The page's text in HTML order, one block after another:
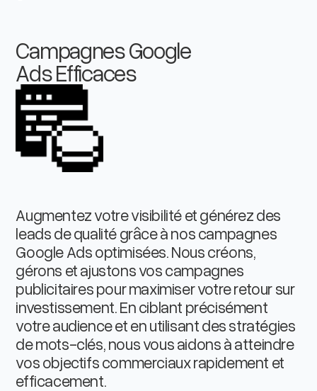
Campagnes Google
Ads Efficaces
Augmentez votre visibilité et générez des
leads de qualité grâce à nos campagnes
Google Ads optimisées. Nous créons,
gérons et ajustons vos campagnes
publicitaires pour maximiser votre retour sur
investissement. En ciblant précisément
votre audience et en utilisant des stratégies
de mots-clés, nous vous aidons à atteindre
vos objectifs commerciaux rapidement et
efficacement.